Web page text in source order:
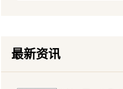
最新资讯